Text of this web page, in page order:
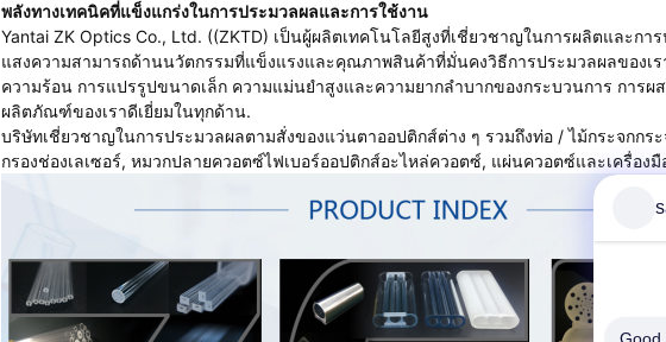
พลังทางเทคนิคที่แข็งแกร่งในการประมวลผลและการใช้งาน
Yantai ZK Optics Co., Ltd. ((ZKTD) เป็นผู้ผลิตเทคโนโลยีสูงที่เชี่ยวชาญในการผลิตและก
แสงความสามารถด้านนวัตกรรมที่แข็งแรงและคุณภาพสินค้าที่มั่นคงวิธีการประมวลผลของเร
ความร้อน การแปรรูปขนาดเล็ก ความแม่นยําสูงและความยากลําบากของกระบวนการ การ
ผลิตภัณฑ์ของเราดีเยี่ยมในทุกด้าน.
บริษัทเชี่ยวชาญในการประมวลผลตามสั่งของแว่นตาออปติกส์ต่าง ๆ รวมถึงท่อ / ไม้กระจกกระ
กรองช่องเลเซอร์, หมวกปลายควอตซ์ไฟเบอร์ออปติกส์อะไหล่ควอตซ์, แผ่นควอตซ์และเครื่อง